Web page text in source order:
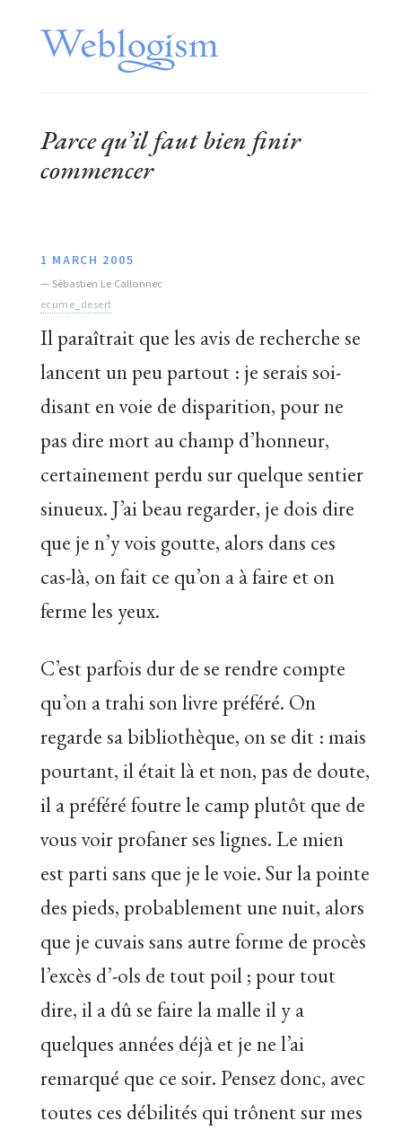
Parce qu’il faut bien finir
commencer
1 MARCH 2005
— Sébastien Le Callonnec
ecume_desert
Il paraîtrait que les avis de recherche se
lancent un peu partout : je serais soi-
disant en voie de disparition, pour ne
pas dire mort au champ d’honneur,
certainement perdu sur quelque sentier
sinueux. J’ai beau regarder, je dois dire
que je n’y vois goutte, alors dans ces
cas-là, on fait ce qu’on a à faire et on
ferme les yeux.
C’est parfois dur de se rendre compte
qu’on a trahi son livre préféré. On
regarde sa bibliothèque, on se dit : mais
pourtant, il était là et non, pas de doute,
il a préféré foutre le camp plutôt que de
vous voir profaner ses lignes. Le mien
est parti sans que je le voie. Sur la pointe
des pieds, probablement une nuit, alors
que je cuvais sans autre forme de procès
l’excès d’-ols de tout poil ; pour tout
dire, il a dû se faire la malle il y a
quelques années déjà et je ne l’ai
remarqué que ce soir. Pensez donc, avec
toutes ces débilités qui trônent sur mes